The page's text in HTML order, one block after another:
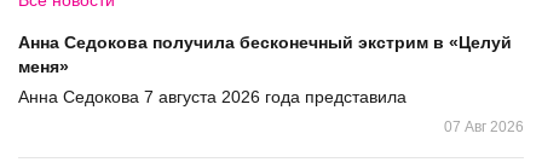
Анна Седокова получила бесконечный экстрим в «Целуй
меня»
Анна Седокова 7 августа 2026 года представила
07 Авг 2026